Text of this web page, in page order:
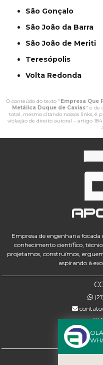
São Gonçalo
São João da Barra
São João de Meriti
Teresópolis
Volta Redonda
O conteúdo do texto "Empresa Que
Metálica Duque de Caxias" é de
total, mesmo citando nossos links, é
violação de direito autoral – artigo
Empresa de engenharia
conhecimento científico,
projetamos, construímos,
aspirando à